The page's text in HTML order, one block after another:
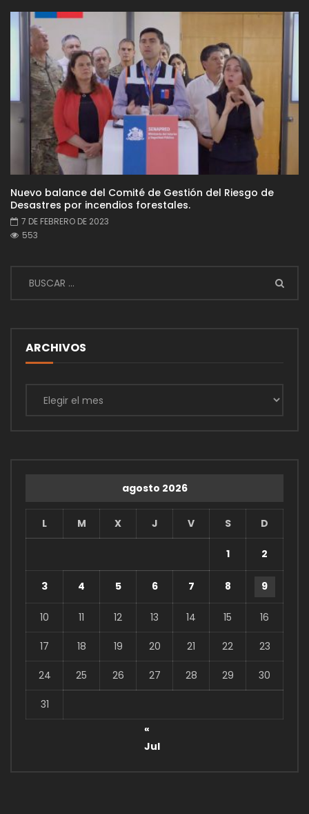
Nuevo balance del Comité de Gestión del Riesgo de
Desastres por incendios forestales.
7 DE FEBRERO DE 2023
553
ARCHIVOS
agosto 2026
L M X J V S D
1 2
3 4 5 6 7 8 9
10 11 12 13 14 15 16
17 18 19 20 21 22 23
24 25 26 27 28 29 30
31
«
Jul